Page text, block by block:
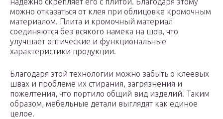
можно отказаться от клея при облицовке кромочным
материалом. Плита и кромочный материал
соединяются без всякого намека на шов, что
улучшает оптические и функциональные
характеристики продукции.
Благодаря этой технологии можно забыть о клеевых
швах и проблеме их стирания, загрязнения и
пожелтения, что портило общий вид изделий. Таким
образом, мебельные детали выглядят как единое
целое.